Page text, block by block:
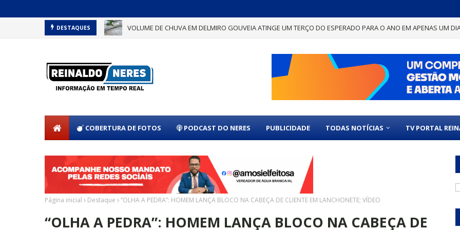
DESTAQUES VOLUME DE CHUVA EM DELMIRO GOUVEIA ATINGE UM TERÇO DO ESPERADO PARA O ANO EM APENAS UM
COBERTURA DE FOTOS PODCAST DO NERES PUBLICIDADE TODAS NOTÍCIAS TV PORTAL
Página inicial Destaque “OLHA A PEDRA”: HOMEM LANÇA BLOCO NA CABEÇA DE CLIENTE EM LANCHONETE; VÍDEO
“OLHA A PEDRA”: HOMEM LANÇA BLOCO NA CABEÇA DE